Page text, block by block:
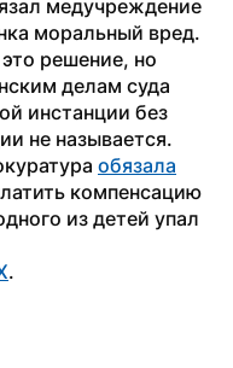
медучреждение
моральный вред.
решение, но
делам суда
инстанции без
не называется.
обязала
компенсацию
из детей упал
.